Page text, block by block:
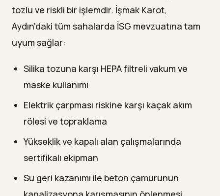
tozlu ve riskli bir işlemdir. İşmak Karot,
Aydın'daki tüm sahalarda İSG mevzuatına tam
uyum sağlar:
Silika tozuna karşı HEPA filtreli vakum ve
maske kullanımı
Elektrik çarpması riskine karşı kaçak akım
rölesi ve topraklama
Yükseklik ve kapalı alan çalışmalarında
sertifikalı ekipman
Su geri kazanımı ile beton çamurunun